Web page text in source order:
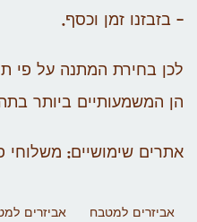
– בזבזנו זמן וכסף.
לכן בחירת המתנה על פי
הן המשמעותיים ביותר
אתרים שימושיים: משלוחי
אביזרים למטבח אביזרים